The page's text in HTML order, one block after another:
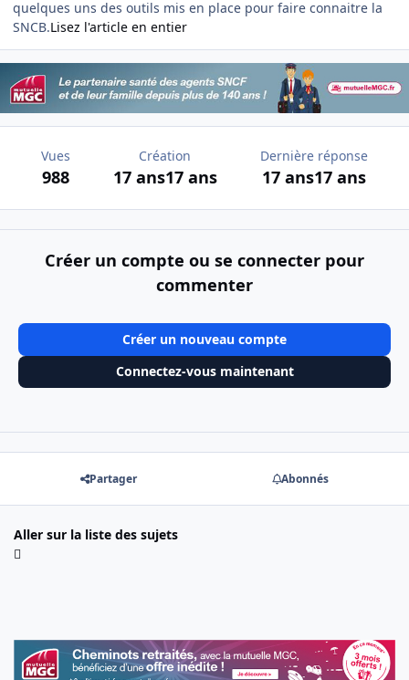
quelques uns des outils mis en place pour faire connaitre la
SNCB.Lisez l'article en entier
Vues
988
Création
17 ans17 ans
Dernière réponse
17 ans17 ans
Créer un compte ou se connecter pour
commenter
Créer un nouveau compte
Connectez-vous maintenant
Partager Abonnés
Aller sur la liste des sujets